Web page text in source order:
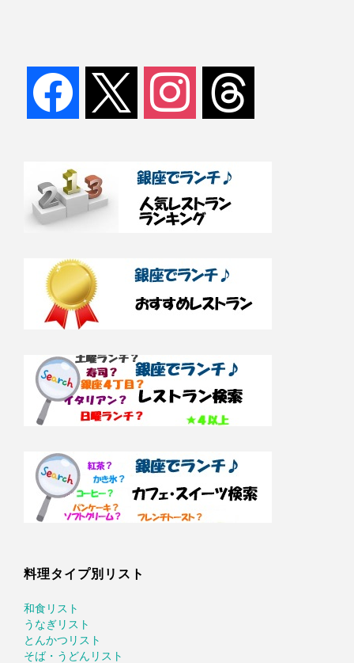
facebook instagram threads
料理タイプ別リスト
和食リスト
うなぎリスト
とんかつリスト
そば・うどんリスト